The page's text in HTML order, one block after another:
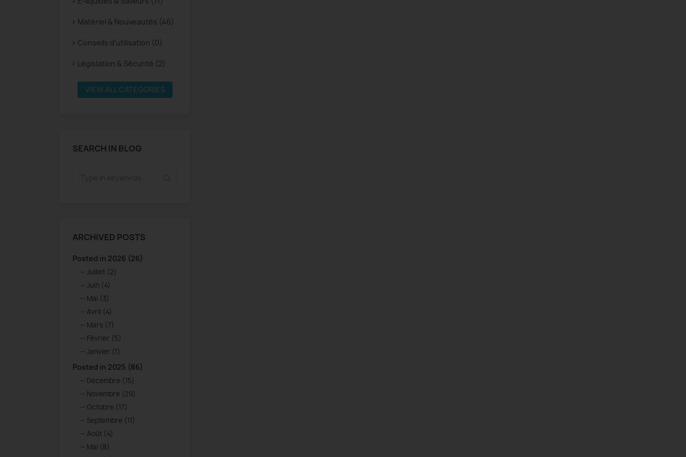
Matériel & Nouveautés (46)
Conseils d’utilisation (0)
Législation & Sécurité (2)
VIEW ALL CATEGORIES
SEARCH IN BLOG
ARCHIVED POSTS
Posted in 2026 (26)
Juillet (2)
Juin (4)
Mai (3)
Avril (4)
Mars (7)
Février (5)
Janvier (1)
Posted in 2025 (86)
Décembre (15)
Novembre (29)
Octobre (17)
Septembre (11)
Août (4)
Mai (8)